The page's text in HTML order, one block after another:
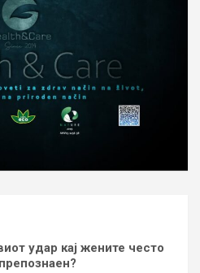
удар кај жените често